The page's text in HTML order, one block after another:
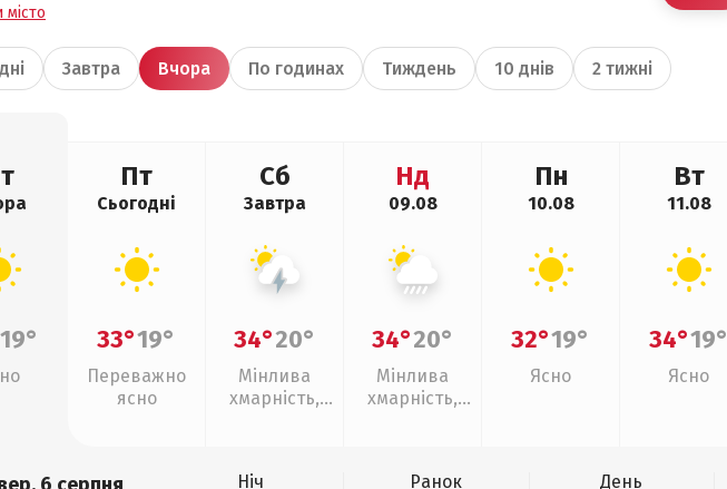
місто
Завтра Вчора По годинах Тиждень 10 днів 2 тижні
19°
Пт
Сьогодні
33°19°
Переважно
ясно
Сб
Завтра
34°20°
Мінлива
хмарність,
Нд
09.08
34°20°
Мінлива
хмарність,
Пн
10.08
32°19°
Ясно
Вт
11.08
34°19°
Ясно
Ніч Ранок День